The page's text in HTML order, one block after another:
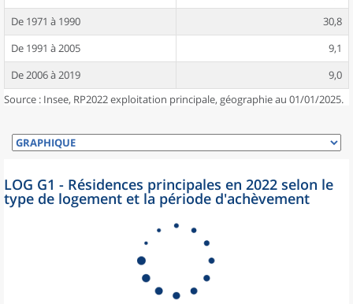
De 1971 à 1990
30,8
De 1991 à 2005
9,1
De 2006 à 2019
9,0
Source : Insee, RP2022 exploitation principale, géographie au 01/01/2025.
LOG G1 - Résidences principales en 2022 selon le
type de logement et la période d'achèvement